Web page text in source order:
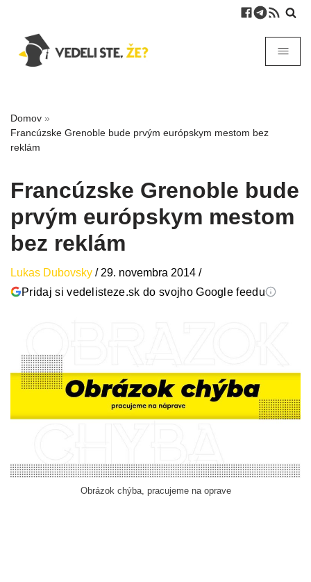
Domov »
Francúzske Grenoble bude prvým európskym mestom bez
reklám
Francúzske Grenoble bude
prvým európskym mestom
bez reklám
Lukas Dubovsky / 29. novembra 2014 /
Pridaj si vedelisteze.sk do svojho Google feedu
Obrázok chýba, pracujeme na oprave